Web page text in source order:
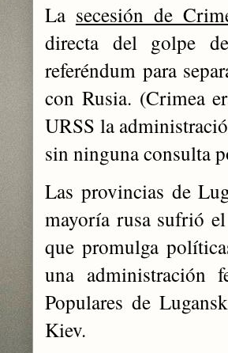
La secesión de
directa del golpe
referéndum para
con Rusia. (Crimea
URSS la
sin ninguna consulta
Las provincias de
mayoría rusa sufrió
que promulga
una administración
Populares de
Kiev.